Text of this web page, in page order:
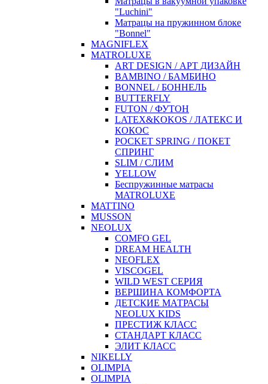
"Luchini"
Матрацы на пружинном блоке
"Bonnel"
MAGNIFLEX
MATROLUXE
ART DESIGN / АРТ ДИЗАЙН
BAMBINO / БАМБИНО
BONNEL / БОННЕЛЬ
BUTTERFLY
FUTON / ФУТОН
LATEX&KOKOS / ЛАТЕКС И
КОКОС
POCKET SPRING / ПОКЕТ
СПРИНГ
SLIM / СЛИМ
YELLOW
Беспружинные матрасы
MATROLUXE
MATTINO
MUSSON
NEOLUX
COMFO GEL
DREAM HEALTH
NEOFLEX
VISCOGEL
WILD WEST СЕРИЯ
ВЕРШИНА КОМФОРТА
ДЕТСКИЕ МАТРАСЫ
NEOLUX KIDS
ПРЕСТИЖ КЛАСС
СТАНДАРТ КЛАСС
ЭЛИТ КЛАСС
NIKELLY
OLIMPIA
OLIMPIA